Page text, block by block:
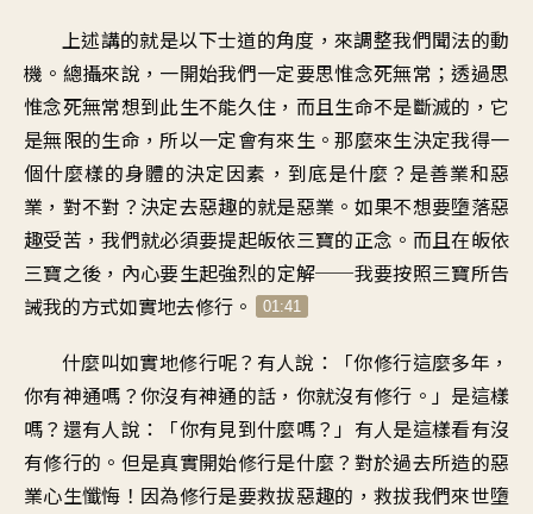
上述講的就是以下士道的角度，來調整我們聞法的動
機。總攝來說，一開始我們一定要思惟念死無常；透過思
惟念死無常想到此生不能久住，而且生命不是斷滅的，它
是無限的生命，所以一定會有來生。那麼來生決定我得一
個什麼樣的身體的決定因素，到底是什麼？是善業和惡
業，對不對？決定去惡趣的就是惡業。如果不想要墮落惡
趣受苦，我們就必須要提起皈依三寶的正念。而且在皈依
三寶之後，內心要生起強烈的定解──我要按照三寶所告
誡我的方式如實地去修行。
01:41
什麼叫如實地修行呢？有人說：「你修行這麼多年，
你有神通嗎？你沒有神通的話，你就沒有修行。」是這樣
嗎？還有人說：「你有見到什麼嗎？」有人是這樣看有沒
有修行的。但是真實開始修行是什麼？對於過去所造的惡
業心生懺悔！因為修行是要救拔惡趣的，救拔我們來世墮